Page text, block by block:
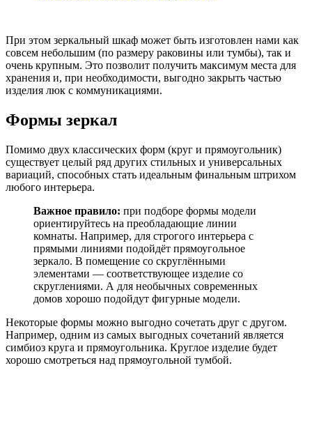
При этом зеркальный шкаф может быть изготовлен нами как
совсем небольшим (по размеру раковины или тумбы), так и
очень крупным. Это позволит получить максимум места для
хранения и, при необходимости, выгодно закрыть частью
изделия люк с коммуникациями.
Формы зеркал
Помимо двух классических форм (круг и прямоугольник)
существует целый ряд других стильных и универсальных
вариаций, способных стать идеальным финальным штрихом
любого интерьера.
Важное правило: при подборе формы модели
ориентируйтесь на преобладающие линии
комнаты. Например, для строгого интерьера с
прямыми линиями подойдёт прямоугольное
зеркало. В помещение со скруглёнными
элементами — соответствующее изделие со
скруглениями. А для необычных современных
домов хорошо подойдут фигурные модели.
Некоторые формы можно выгодно сочетать друг с другом.
Например, одним из самых выгодных сочетаний является
симбиоз круга и прямоугольника. Круглое изделие будет
хорошо смотреться над прямоугольной тумбой.